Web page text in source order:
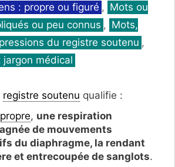
: propre ou figuré , Mots ou
ou peu connus , Mots,
du registre soutenu ,
médical
registre soutenu qualifie :
, une respiration
de mouvements
du diaphragme, la rendant
et entrecoupée de sanglots.